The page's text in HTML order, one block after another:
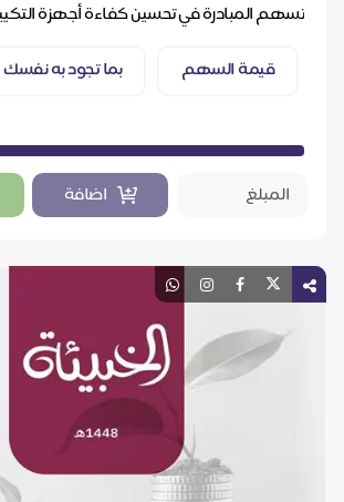
تسهم المبادرة في تحسين كفاءة أجهزة
قيمة السهم
بما تجود به نفسك
اضافة